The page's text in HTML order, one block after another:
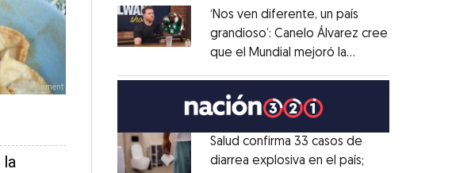
Opens in new window
‘Nos ven diferente, un país
grandioso’: Canelo Álvarez cree
que el Mundial mejoró la
Salud confirma 33 casos de
diarrea explosiva en el país;